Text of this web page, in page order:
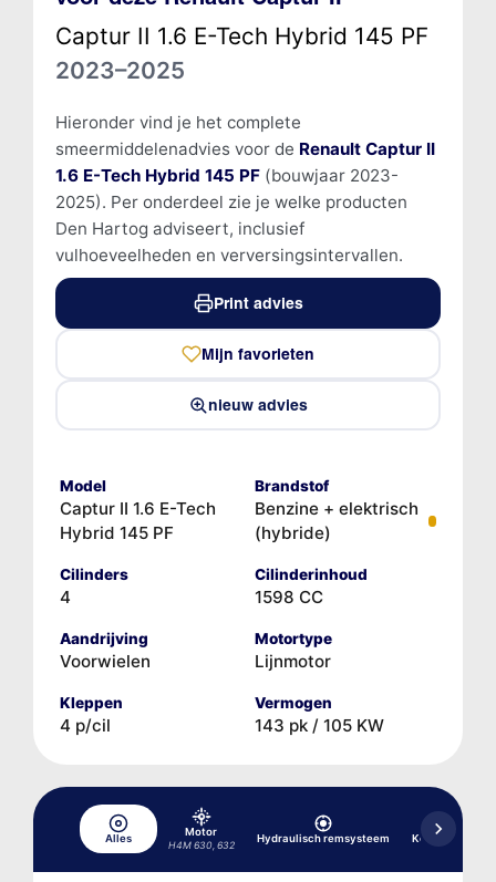
Captur II 1.6 E-Tech Hybrid 145 PF
2023–2025
Hieronder vind je het complete
smeermiddelenadvies voor de Renault Captur II
1.6 E-Tech Hybrid 145 PF(bouwjaar 2023-
2025). Per onderdeel zie je welke producten
Den Hartog adviseert, inclusief
vulhoeveelheden en verversingsintervallen.
Print advies
Mijn favorieten
nieuw advies
Model
Captur II 1.6 E-Tech
Hybrid 145 PF
Brandstof
Benzine + elektrisch
(hybride)
Cilinders
4
Cilinderinhoud
1598 CC
Aandrijving
Voorwielen
Motortype
Lijnmotor
Kleppen
4 p/cil
Vermogen
143 pk / 105 KW
Alles
Motor
H4M 630, 632
Hydraulisch remsysteem Koelsysteem